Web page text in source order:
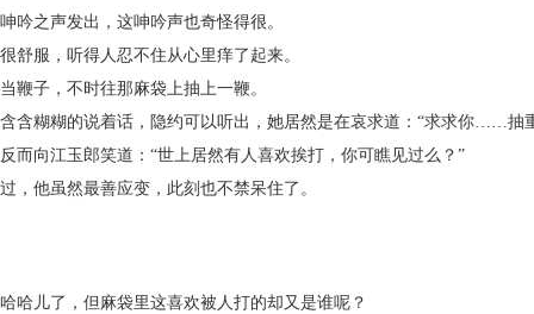
之声发出，这呻吟声也奇怪得很。
服，听得人忍不住从心里痒了起来。
子，不时往那麻袋上抽上一鞭。
糊糊的说着话，隐约可以听出，她居然是在哀求道：“求求你……
向江玉郎笑道：“世上居然有人喜欢挨打，你可瞧见过么？”
他虽然最善应变，此刻也不禁呆住了。
儿了，但麻袋里这喜欢被人打的却又是谁呢？